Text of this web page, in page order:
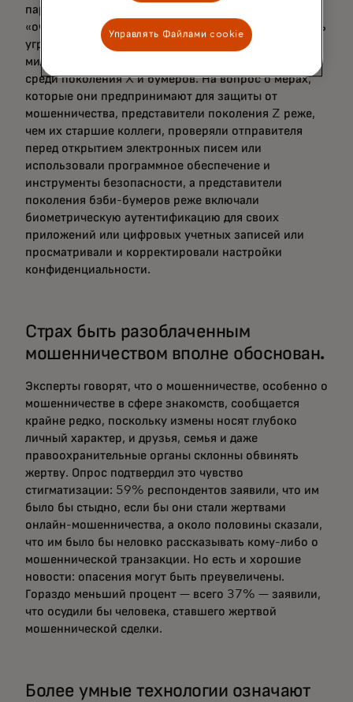
парадоксально, молодые люди заявили, что они
«очень уверены» в своей способности распознавать
угрозы — каждый пятый из поколения Z и
миллениалов, против менее чем одного из десяти
среди поколения X и бумеров. На вопрос о мерах,
которые они предпринимают для защиты от
мошенничества, представители поколения Z реже,
чем их старшие коллеги, проверяли отправителя
перед открытием электронных писем или
использовали программное обеспечение и
инструменты безопасности, а представители
поколения бэби-бумеров реже включали
биометрическую аутентификацию для своих
приложений или цифровых учетных записей или
просматривали и корректировали настройки
конфиденциальности.
Страх быть разоблаченным
мошенничеством вполне обоснован.
Эксперты говорят, что о мошенничестве, особенно о
мошенничестве в сфере знакомств, сообщается
крайне редко, поскольку измены носят глубоко
личный характер, и друзья, семья и даже
правоохранительные органы склонны обвинять
жертву. Опрос подтвердил это чувство
стигматизации: 59% респондентов заявили, что им
было бы стыдно, если бы они стали жертвами
онлайн-мошенничества, а около половины сказали,
что им было бы неловко рассказывать кому-либо о
мошеннической транзакции. Но есть и хорошие
новости: опасения могут быть преувеличены.
Гораздо меньший процент — всего 37% — заявили,
что осудили бы человека, ставшего жертвой
мошеннической сделки.
Более умные технологии означают
Управлять Файлами cookie